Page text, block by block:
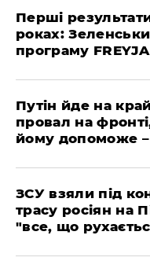
Перші
роках:
програму FREYJA
Путін йде на
провал на
йому допоможе –
ЗСУ взяли під
трасу росіян на
"все, що